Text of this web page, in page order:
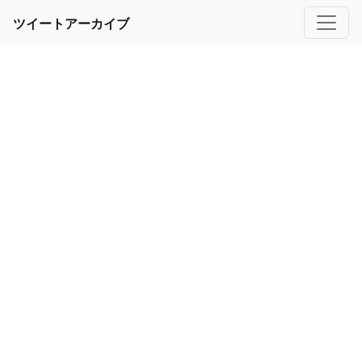
ツイートアーカイブ